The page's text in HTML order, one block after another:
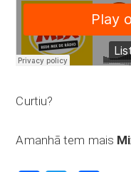
Curtiu?
Amanhã tem mais